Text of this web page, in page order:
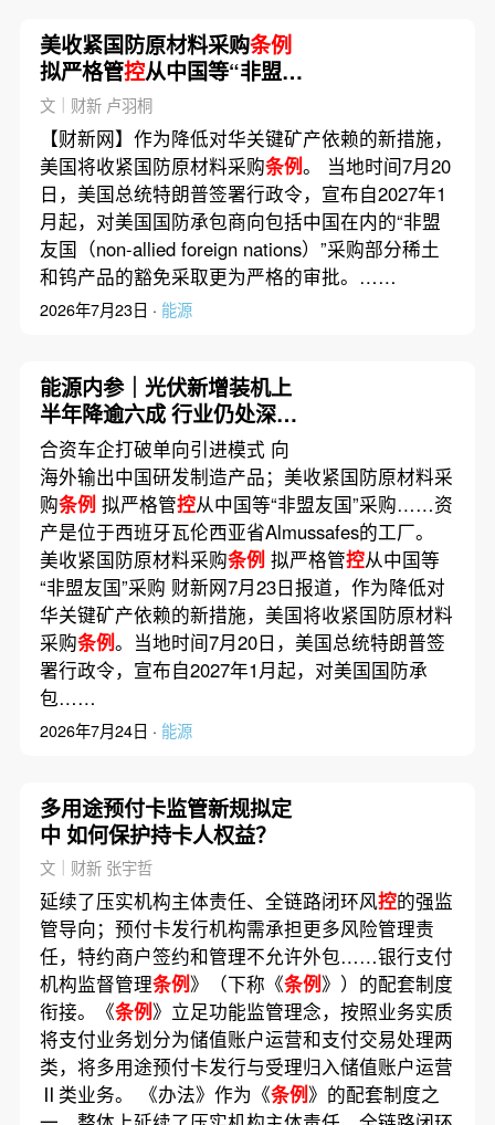
美收紧国防原材料采购条例
拟严格管控从中国等“非盟友
国”采购
文｜财新 卢羽桐
【财新网】作为降低对华关键矿产依赖的新措施，
美国将收紧国防原材料采购条例。 当地时间7月20
日，美国总统特朗普签署行政令，宣布自2027年1
月起，对美国国防承包商向包括中国在内的“非盟
友国（non-allied foreign nations）”采购部分稀土
和钨产品的豁免采取更为严格的审批。……
2026年7月23日 · 能源
能源内参｜光伏新增装机上
半年降逾六成 行业仍处深度
调整期；吉利汽车收购福特
西班牙工厂34%股权 双方将
合作开发新能源车型
合资车企打破单向引进模式 向
海外输出中国研发制造产品；美收紧国防原材料采
购条例 拟严格管控从中国等“非盟友国”采购……资
产是位于西班牙瓦伦西亚省Almussafes的工厂。
美收紧国防原材料采购条例 拟严格管控从中国等
“非盟友国”采购 财新网7月23日报道，作为降低对
华关键矿产依赖的新措施，美国将收紧国防原材料
采购条例。当地时间7月20日，美国总统特朗普签
署行政令，宣布自2027年1月起，对美国国防承
包……
2026年7月24日 · 能源
多用途预付卡监管新规拟定
中 如何保护持卡人权益？
文｜财新 张宇哲
延续了压实机构主体责任、全链路闭环风控的强监
管导向；预付卡发行机构需承担更多风险管理责
任，特约商户签约和管理不允许外包……银行支付
机构监督管理条例》（下称《条例》）的配套制度
衔接。《条例》立足功能监管理念，按照业务实质
将支付业务划分为储值账户运营和支付交易处理两
类，将多用途预付卡发行与受理归入储值账户运营
Ⅱ类业务。 《办法》作为《条例》的配套制度之